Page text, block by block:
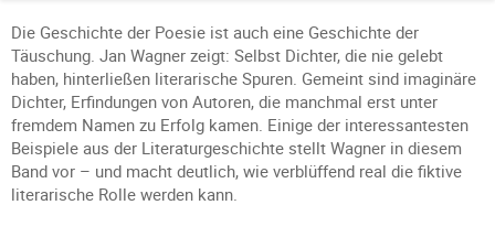
Die Geschichte der Poesie ist auch eine Geschichte der
Täuschung. Jan Wagner zeigt: Selbst Dichter, die nie gelebt
haben, hinterließen literarische Spuren. Gemeint sind imaginäre
Dichter, Erfindungen von Autoren, die manchmal erst unter
fremdem Namen zu Erfolg kamen. Einige der interessantesten
Beispiele aus der Literaturgeschichte stellt Wagner in diesem
Band vor – und macht deutlich, wie verblüffend real die fiktive
literarische Rolle werden kann.